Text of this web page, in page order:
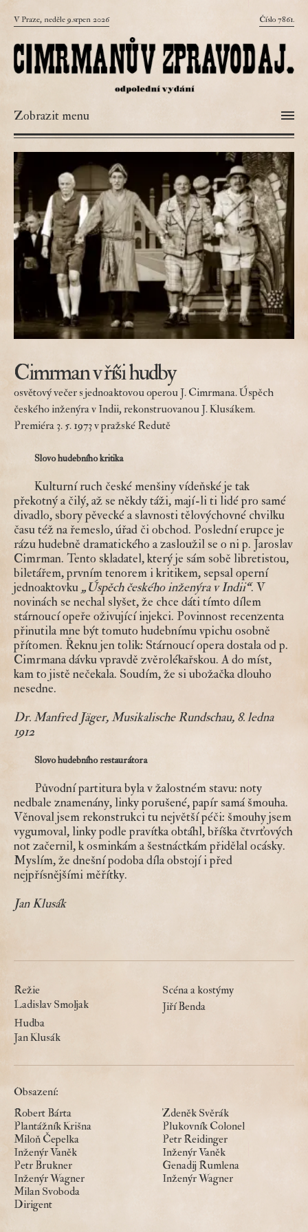
V Praze, neděle 9.srpen 2026 Číslo 7861.
Zobrazit menu
Cimrman v říši hudby
osvětový večer s jednoaktovou operou J. Cimrmana. Úspěch
českého inženýra v Indii, rekonstruovanou J. Klusákem.
Premiéra 3. 5. 1973 v pražské Redutě
Slovo hudebního kritika
Kulturní ruch české menšiny vídeňské je tak
překotný a čilý, až se někdy táži, mají-li ti lidé pro samé
divadlo, sbory pěvecké a slavnosti tělovýchovné chvilku
času též na řemeslo, úřad či obchod. Poslední erupce je
rázu hudebně dramatického a zasloužil se o ni p. Jaroslav
Cimrman. Tento skladatel, který je sám sobě libretistou,
biletářem, prvním tenorem i kritikem, sepsal operní
jednoaktovku „Úspěch českého inženýra v Indii“. V
novinách se nechal slyšet, že chce dáti tímto dílem
stárnoucí opeře oživující injekci. Povinnost recenzenta
přinutila mne být tomuto hudebnímu vpichu osobně
přítomen. Řeknu jen tolik: Stárnoucí opera dostala od p.
Cimrmana dávku vpravdě zvěrolékařskou. A do míst,
kam to jistě nečekala. Soudím, že si ubožačka dlouho
nesedne.
Dr. Manfred Jäger, Musikalische Rundschau, 8. ledna
1912
Slovo hudebního restaurátora
Původní partitura byla v žalostném stavu: noty
nedbale znamenány, linky porušené, papír samá šmouha.
Věnoval jsem rekonstrukci tu největší péči: šmouhy jsem
vygumoval, linky podle pravítka obtáhl, bříška čtvrťových
not začernil, k osminkám a šestnáctkám přidělal ocásky.
Myslím, že dnešní podoba díla obstojí i před
nejpřísnějšími měřítky.
Jan Klusák
Režie
Ladislav Smoljak
Scéna a kostýmy
Jiří Benda
Hudba
Jan Klusák
Obsazení:
Robert Bárta
Plantážník Krišna
Zdeněk Svěrák
Plukovník Colonel
Miloň Čepelka
Inženýr Vaněk
Petr Reidinger
Inženýr Vaněk
Petr Brukner
Inženýr Wagner
Genadij Rumlena
Inženýr Wagner
Milan Svoboda
Dirigent